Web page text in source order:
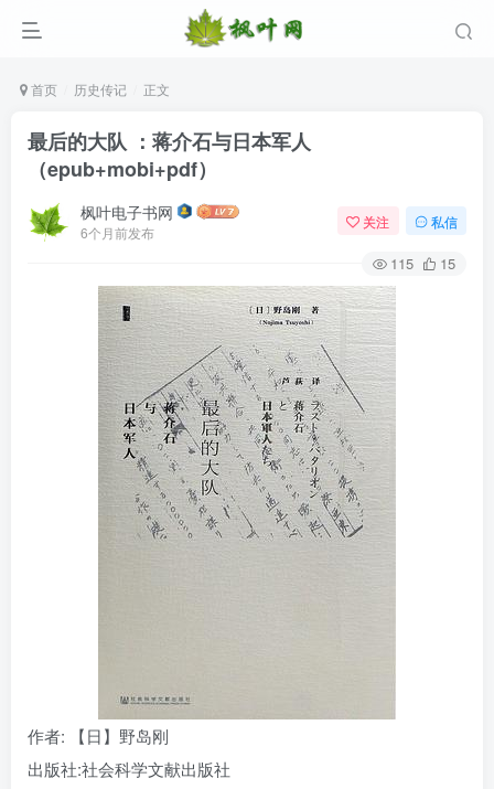
首页 历史传记 正文
最后的大队 ：蒋介石与日本军人
（epub+mobi+pdf）
枫叶电子书网
6个月前发布
关注 私信
115 15
作者: 【日】野岛刚
出版社:社会科学文献出版社
登录
没有账号？立即注册
用户名/手机号/邮箱
登录密码
记住登录 找回密码|免密登录